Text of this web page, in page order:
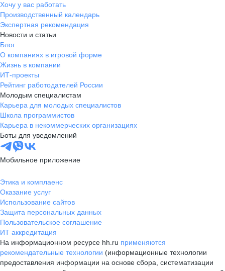
Хочу у вас работать
Производственный календарь
Экспертная рекомендация
Новости и статьи
Блог
О компаниях в игровой форме
Жизнь в компании
ИТ-проекты
Рейтинг работодателей России
Молодым специалистам
Карьера для молодых специалистов
Школа программистов
Карьера в некоммерческих организациях
Боты для уведомлений
Мобильное приложение
Этика и комплаенс
Оказание услуг
Использование сайтов
Защита персональных данных
Пользовательское соглашение
ИТ аккредитация
На информационном ресурсе hh.ru применяются
рекомендательные технологии (информационные технологии
предоставления информации на основе сбора, систематизации